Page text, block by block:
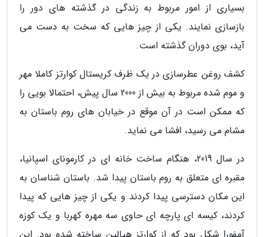
بسیاری از امور مربوط به زندگی در گذشته های دور را
بازسازی نمایند. یکی از چیز هایی که سخت به دست می
آید، بوی دوران گذشته است.
کشف روغن عطرسازی در یک ظرف کریستال کوارتز کاملا مهر
و موم شده مربوط به بیش از 2000 سال پیش، احتمالا بویی را
که ممکن است در آن موقع در خیابان های روم باستان به
مشام می رسید، افشا می نماید.
در سال 2019، هنگام ساخت خانه ای در کارمونای اسپانیا،
مقبره ای متعلق به روم باستان پیدا شد. باستان شناسان به
این مکان دسترسی پیدا کردند و یکی از چیز هایی که پیدا
کردند، کیسه ای پارچه ای حاوی سه مهره کهربا و یک کوزه